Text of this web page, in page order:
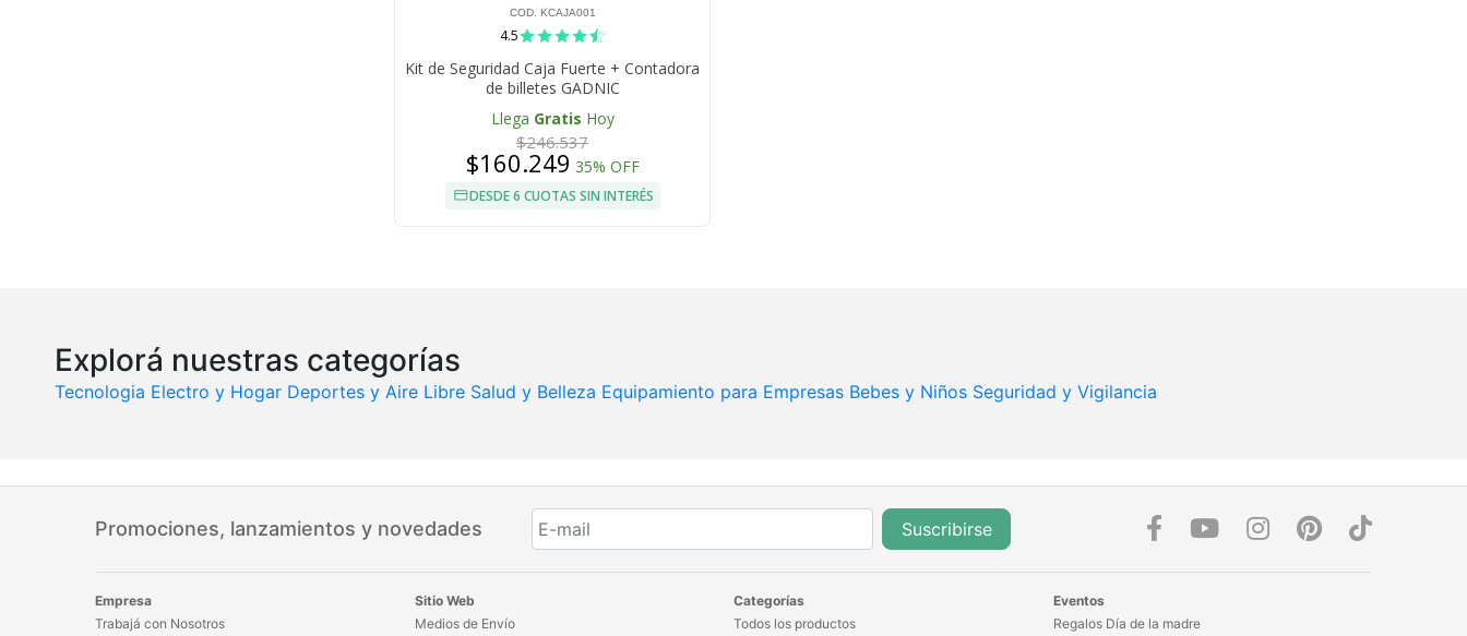
COD. KCAJA001
4.5
Kit de Seguridad Caja Fuerte + Contadora
de billetes GADNIC
Llega Gratis Hoy
$246.537
$160.249 35% OFF
DESDE 6 CUOTAS SIN INTERÉS
Explorá nuestras categorías
Tecnologia Electro y Hogar Deportes y Aire Libre Salud y Belleza Equipamiento para Empresas Bebes y Niños Seguridad y Vigilancia
Promociones, lanzamientos y novedades Suscribirse
Empresa
Trabajá con Nosotros
Sitio Web
Medios de Envío
Categorías
Todos los productos
Eventos
Regalos Día de la madre